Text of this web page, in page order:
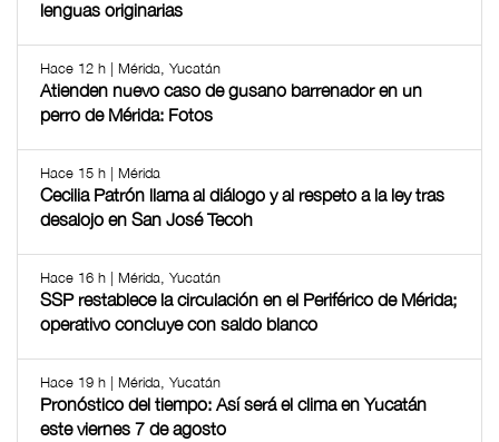
lenguas originarias
Hace 12 h | Mérida, Yucatán
Atienden nuevo caso de gusano barrenador en un
perro de Mérida: Fotos
Hace 15 h | Mérida
Cecilia Patrón llama al diálogo y al respeto a la ley tras
desalojo en San José Tecoh
Hace 16 h | Mérida, Yucatán
SSP restablece la circulación en el Periférico de Mérida;
operativo concluye con saldo blanco
Hace 19 h | Mérida, Yucatán
Pronóstico del tiempo: Así será el clima en Yucatán
este viernes 7 de agosto